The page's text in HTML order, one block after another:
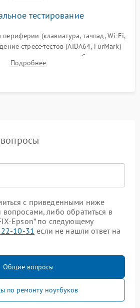
тестирование
(клавиатура, тачпад, Wi-Fi,
стресс-тестов (AIDA64, FurMark)
режима и стабильности
под пиковой нагрузкой.
Подробнее
с приведенными ниже
либо обратиться в
Epson” по следующему
10-31 если не нашли ответ на
Общие вопросы
по ремонту ноутбуков